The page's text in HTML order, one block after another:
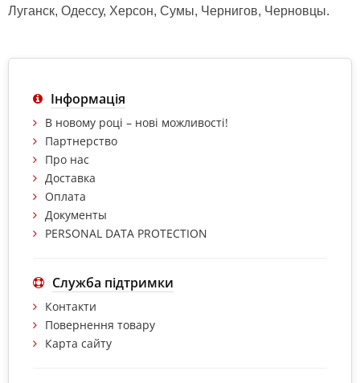
Луганск, Одессу, Херсон, Сумы, Чернигов, Черновцы.
Інформація
В новому році – нові можливості!
Партнерство
Про нас
Доставка
Оплата
Документы
PERSONAL DATA PROTECTION
Служба підтримки
Контакти
Повернення товару
Карта сайту